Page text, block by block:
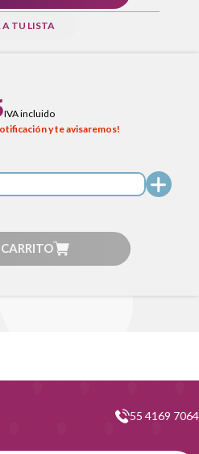
TU LISTA
IVA incluido
y te avisaremos!
55 4169 7064